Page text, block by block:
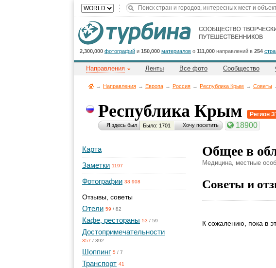
2,300,000 фотографий и 150,000 материалов о 111,000 направлений в 254
Направления Ленты Все фото Сообщество
→ Направления → Европа → Россия → Республика Крым → Советы
Республика Крым Регион
Я здесь был Было: 1701 Хочу посетить 18900
Карта
Заметки 1197
Фотографии 38 908
Отзывы, советы
Отели 59 / 82
Кафе, рестораны 53 / 59
Достопримечательности
357 / 392
Шоппинг 5 / 7
Транспорт 41
Общее в
Медицина, местные
Советы и
К сожалению, пока в